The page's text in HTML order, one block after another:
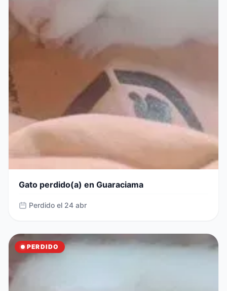
Gato perdido(a) en Guaraciama
Perdido el 24 abr
PERDIDO